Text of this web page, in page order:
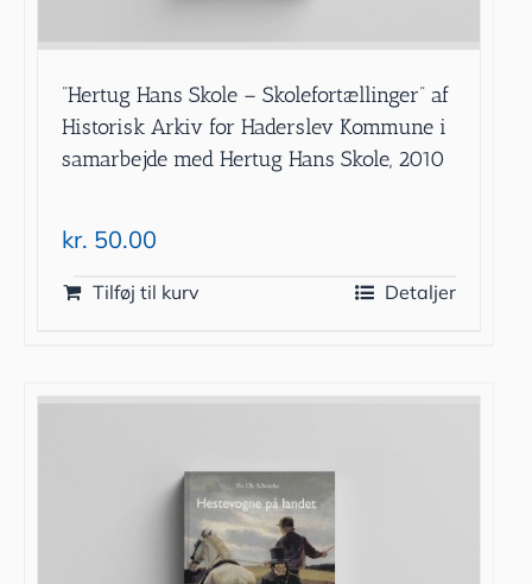
”Hertug Hans Skole – Skolefortællinger” af
Historisk Arkiv for Haderslev Kommune i
samarbejde med Hertug Hans Skole, 2010
kr. 50.00
Tilføj til kurv Detaljer